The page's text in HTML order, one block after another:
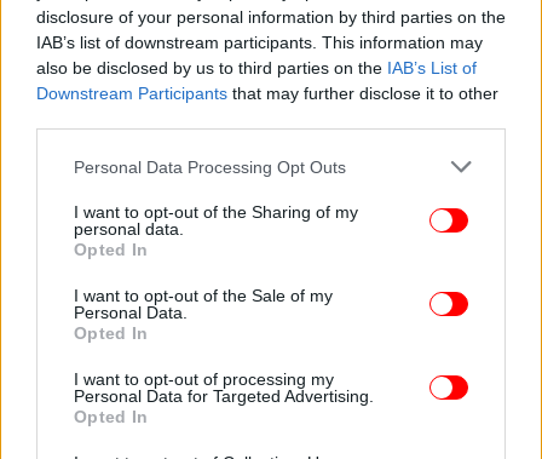
disclosure of your personal information by third parties on the
IAB’s list of downstream participants. This information may
also be disclosed by us to third parties on the IAB’s List of
Downstream Participants that may further disclose it to other
Please note that this website/app uses one or more Google
not limited to your visit or usage behaviour. You may click to
grant or deny consent to Google and its third-party tags to
use your data for below specified purposes in below Google
consent section.
Personal Data Processing Opt Outs
I want to opt-out of the Sharing of my
personal data.
Opted In
I want to opt-out of the Sale of my
Personal Data.
Opted In
I want to opt-out of processing my
Personal Data for Targeted Advertising.
Opted In
σύζυγός του αρνήθηκε να του δωρίσει μέρος
του ήπατός της, αλλά έχασε το δικαστήριο
ΕΛΛΑΔΑ 31/10/2025 11:26
Κωνσταντίνα Ελένη Καρακάση: Η πρώτη γυναίκα